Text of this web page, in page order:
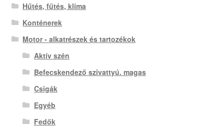
Hűtés, fűtés, klíma
Konténerek
Motor - alkatrészek és tartozékok
Aktív szén
Befecskendező szivattyú. magas
Csigák
Egyéb
Fedők